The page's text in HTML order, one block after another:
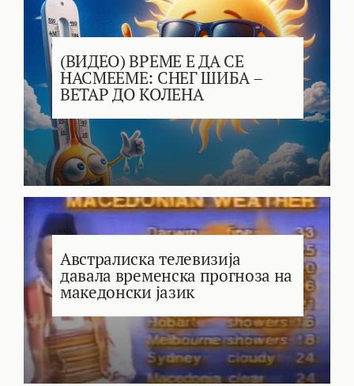
(ВИДЕО) ВРЕМЕ Е ДА СЕ
НАСМЕЕМЕ: СНЕГ ШИБА –
ВЕТАР ДО КОЛЕНА
Австралиска телевизија
давала временска прогноза на
македонски јазик